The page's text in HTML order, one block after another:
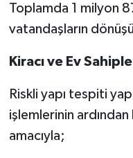
Toplamda 1 milyon
vatandaşların
Kiracı ve Ev
Riskli yapı tespiti
işlemlerinin
amacıyla;